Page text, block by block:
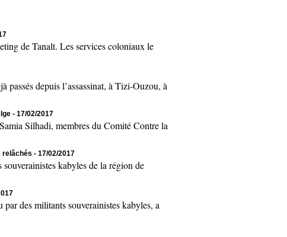
de Tanalt. Les services coloniaux le
depuis l’assassinat, à Tizi-Ouzou, à
- 17/02/2017
Silhadi, membres du Comité Contre la
relâchés - 17/02/2017
kabyles de la région de
des militants souverainistes kabyles, a